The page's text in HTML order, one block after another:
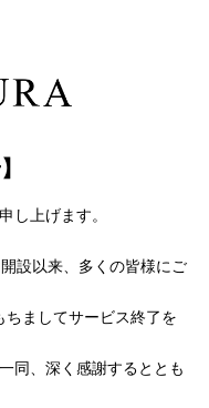
し上げます。
設以来、多くの皆様にご
ちましてサービス終了を
同、深く感謝するととも